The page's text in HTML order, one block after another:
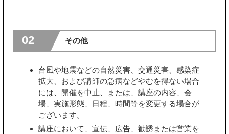
02 その他
台風や地震などの自然災害、交通災害、感染症
拡大、および講師の急病などやむを得ない場合
には、開催を中止、または、講座の内容、会
場、実施形態、日程、時間等を変更する場合が
ございます。
講座において、宣伝、広告、勧誘または営業を